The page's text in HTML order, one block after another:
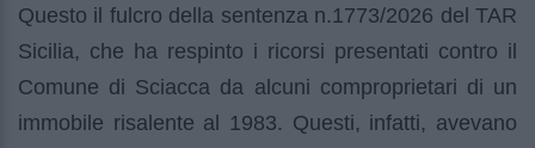
Questo il fulcro della sentenza n.1773/2026 del TAR
Sicilia, che ha respinto i ricorsi presentati contro il
Comune di Sciacca da alcuni comproprietari di un
immobile risalente al 1983. Questi, infatti, avevano